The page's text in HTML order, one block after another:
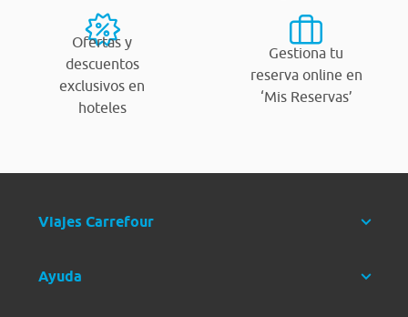
Ofertas y
descuentos
exclusivos en
hoteles
Gestiona tu
reserva online en
‘Mis Reservas’
Viajes Carrefour
Ayuda